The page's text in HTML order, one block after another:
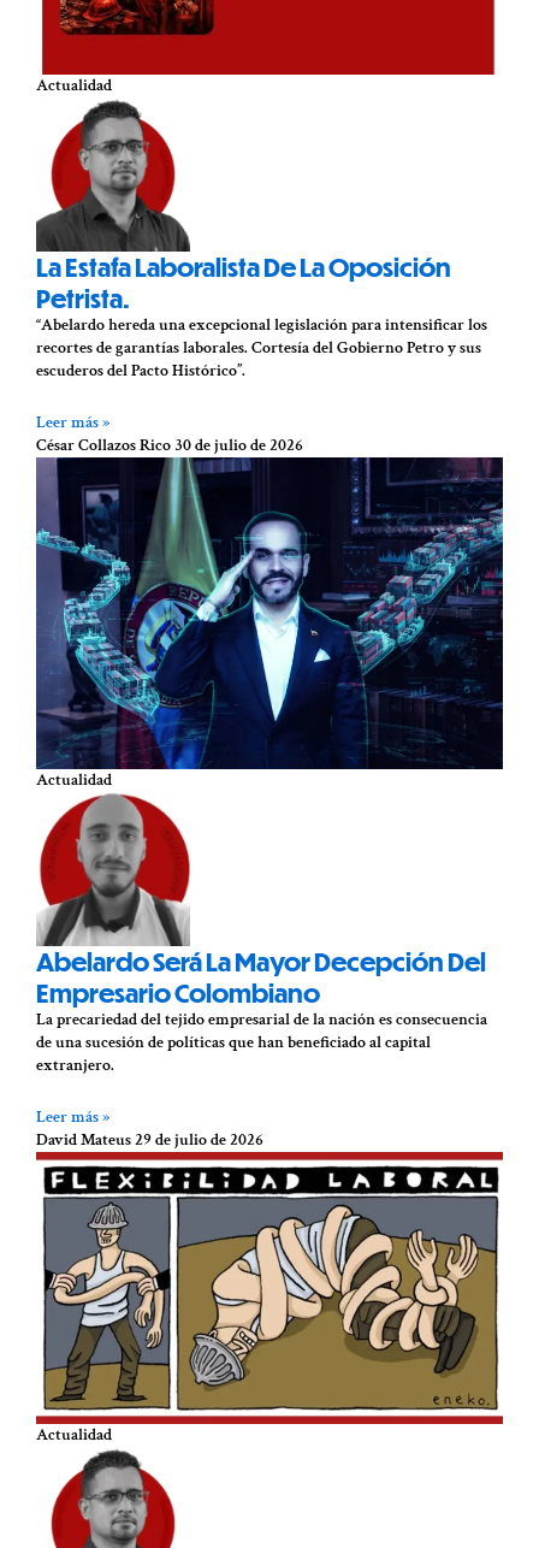
Actualidad
La Estafa Laboralista De La Oposición
Petrista.
“Abelardo hereda una excepcional legislación para intensificar los
recortes de garantías laborales. Cortesía del Gobierno Petro y sus
escuderos del Pacto Histórico”.
Leer más »
César Collazos Rico 30 de julio de 2026
Actualidad
Abelardo Será La Mayor Decepción Del
Empresario Colombiano
La precariedad del tejido empresarial de la nación es consecuencia
de una sucesión de políticas que han beneficiado al capital
extranjero.
Leer más »
David Mateus29 de julio de 2026
Actualidad